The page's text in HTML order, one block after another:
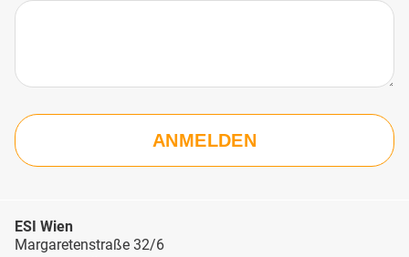
ESI Wien
Margaretenstraße 32/6